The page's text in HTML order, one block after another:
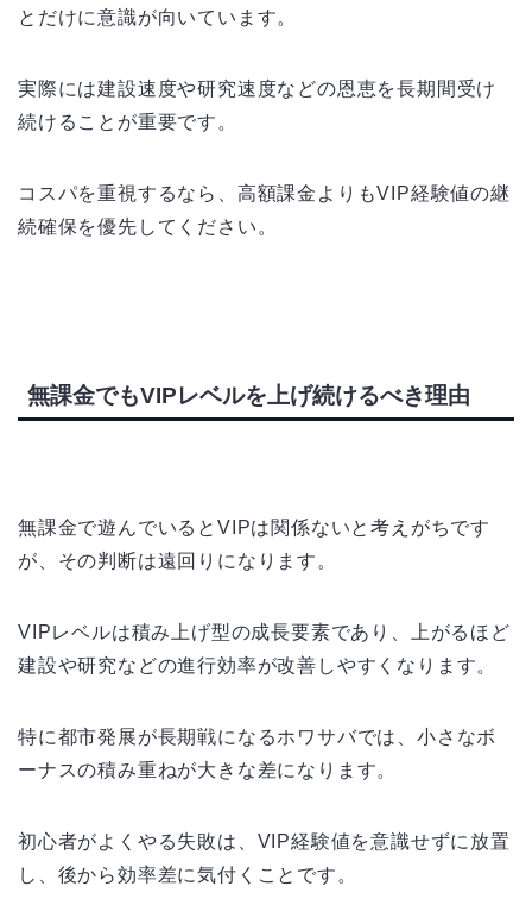
とだけに意識が向いています。
実際には建設速度や研究速度などの恩恵を長期間受け
続けることが重要です。
コスパを重視するなら、高額課金よりもVIP経験値の継
続確保を優先してください。
無課金でもVIPレベルを上げ続けるべき理由
無課金で遊んでいるとVIPは関係ないと考えがちです
が、その判断は遠回りになります。
VIPレベルは積み上げ型の成長要素であり、上がるほど
建設や研究などの進行効率が改善しやすくなります。
特に都市発展が長期戦になるホワサバでは、小さなボ
ーナスの積み重ねが大きな差になります。
初心者がよくやる失敗は、VIP経験値を意識せずに放置
し、後から効率差に気付くことです。